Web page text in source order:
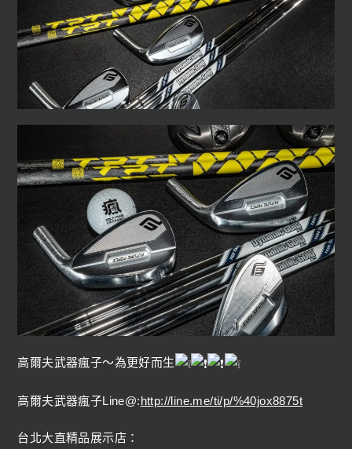
高爾夫武器瘋子～為更好而生
高爾夫武器瘋子Line@:http://line.me/ti/p/%40jox8875t
台北大直精品展示店：